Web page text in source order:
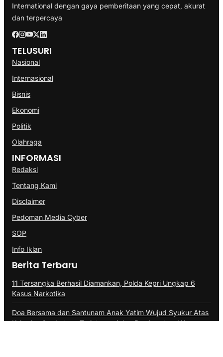
International dengan gaya pemberitaan yang cepat, akurat
dan terpercaya
TELUSURI
Nasional
Internasional
Bisnis
Ekonomi
Politik
Olahraga
INFORMASI
Redaksi
Tentang Kami
Disclaimer
Pedoman Media Cyber
SOP
Info Iklan
Berita Terbaru
11 Tersangka Berhasil Diamankan, Polda Kepri Ungkap 6
Kasus Narkotika
Doa Bersama dan Santunam Anak Yatim Wujud Syukur Atas
Keberhasilan Latops Terintegrasi dan Pembaretam Warga